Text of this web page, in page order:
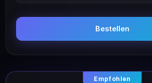
Bestellen
Empfohlen